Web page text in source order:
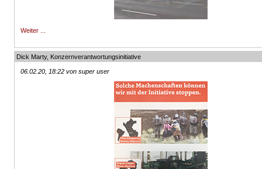
Weiter ...
Dick Marty, Konzernverantwortungsinitiative
06.02.20, 18:22 von super user